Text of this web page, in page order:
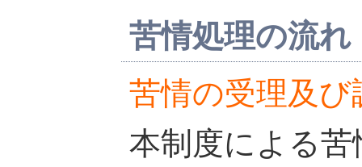
苦情処理の流れ
苦情の受理及び
本制度による